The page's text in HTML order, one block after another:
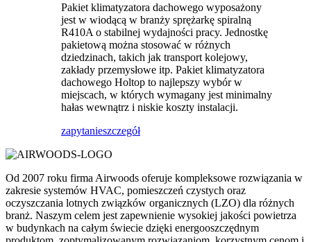
Pakiet klimatyzatora dachowego wyposażony
jest w wiodącą w branży sprężarkę spiralną
R410A o stabilnej wydajności pracy. Jednostkę
pakietową można stosować w różnych
dziedzinach, takich jak transport kolejowy,
zakłady przemysłowe itp. Pakiet klimatyzatora
dachowego Holtop to najlepszy wybór w
miejscach, w których wymagany jest minimalny
hałas wewnątrz i niskie koszty instalacji.
zapytanieszczegół
Od 2007 roku firma Airwoods oferuje kompleksowe rozwiązania w
zakresie systemów HVAC, pomieszczeń czystych oraz
oczyszczania lotnych związków organicznych (LZO) dla różnych
branż. Naszym celem jest zapewnienie wysokiej jakości powietrza
w budynkach na całym świecie dzięki energooszczędnym